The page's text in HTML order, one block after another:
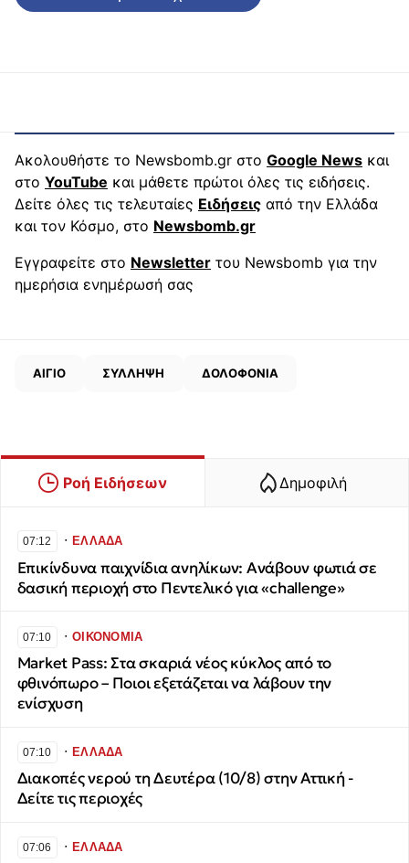
Ακολουθήστε το Newsbomb.gr στο Google News και
στο YouTube και μάθετε πρώτοι όλες τις ειδήσεις.
Δείτε όλες τις τελευταίες Ειδήσεις από την Ελλάδα
και τον Κόσμο, στο Newsbomb.gr
Εγγραφείτε στο Newsletter του Newsbomb για την
ημερήσια ενημέρωσή σας
ΑΙΓΙΟ ΣΥΛΛΗΨΗ ΔΟΛΟΦΟΝΙΑ
Ροή Ειδήσεων Δημοφιλή
07:12 ∙ΕΛΛΑΔΑ
Επικίνδυνα παιχνίδια ανηλίκων: Ανάβουν φωτιά σε
δασική περιοχή στο Πεντελικό για «challenge»
07:10 ∙ΟΙΚΟΝΟΜΙΑ
Market Pass: Στα σκαριά νέος κύκλος από το
φθινόπωρο – Ποιοι εξετάζεται να λάβουν την
ενίσχυση
07:10 ∙ΕΛΛΑΔΑ
Διακοπές νερού τη Δευτέρα (10/8) στην Αττική -
Δείτε τις περιοχές
07:06 ∙ΕΛΛΑΔΑ